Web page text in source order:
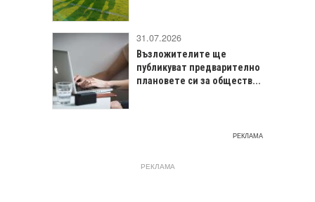
31.07.2026
Възложителите ще
публикуват предварително
плановете си за обществ...
РЕКЛАМА
РЕКЛАМА